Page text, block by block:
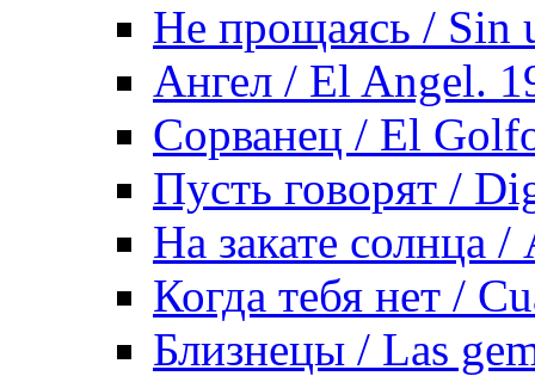
Не прощаясь / Sin
Ангел / El Angel.
Сорванец / El
Пусть говорят /
На закате солнца
Когда тебя нет /
Близнецы / Las